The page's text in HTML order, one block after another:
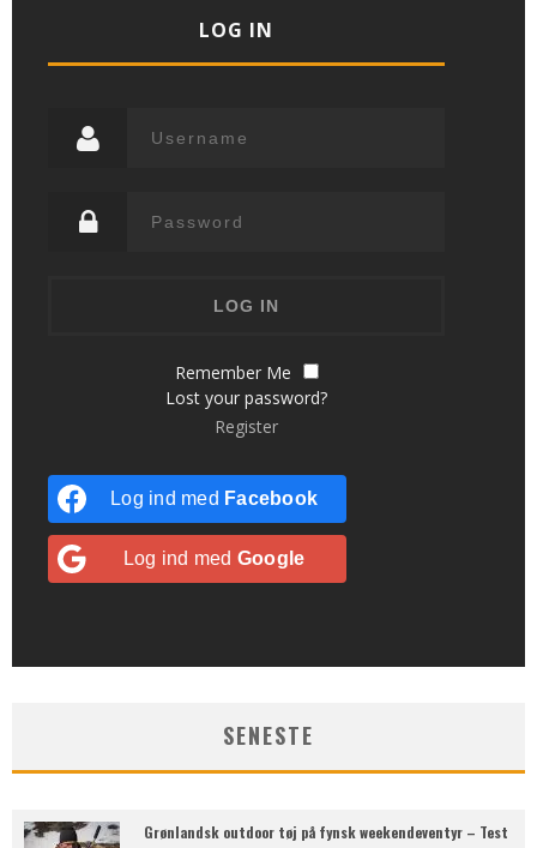
LOG IN
Remember Me
Lost your password?
Register
Log ind med Facebook
Log ind med Google
SENESTE
Grønlandsk outdoor tøj på fynsk weekendeventyr – Test